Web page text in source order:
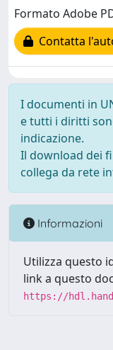
Formato Adobe
Contatta
I documenti in
e tutti i diritti
indicazione.
Il download dei
collega da rete
Informazioni
Utilizza questo
link a questo
https://